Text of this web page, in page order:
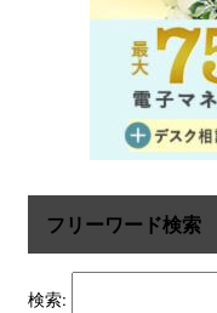
フリーワード検索
検索: